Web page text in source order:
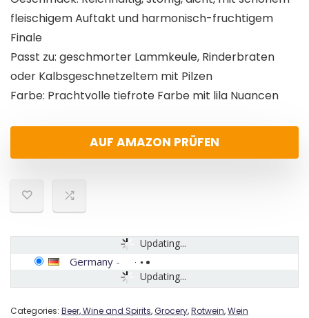
fleischigem Auftakt und harmonisch-fruchtigem
Finale
Passt zu: geschmorter Lammkeule, Rinderbraten
oder Kalbsgeschnetzeltem mit Pilzen
Farbe: Prachtvolle tiefrote Farbe mit lila Nuancen
AUF AMAZON PRÜFEN
Updating...
Updating...
Germany -
Categories: Beer, Wine and Spirits,Grocery,Rotwein,Wein